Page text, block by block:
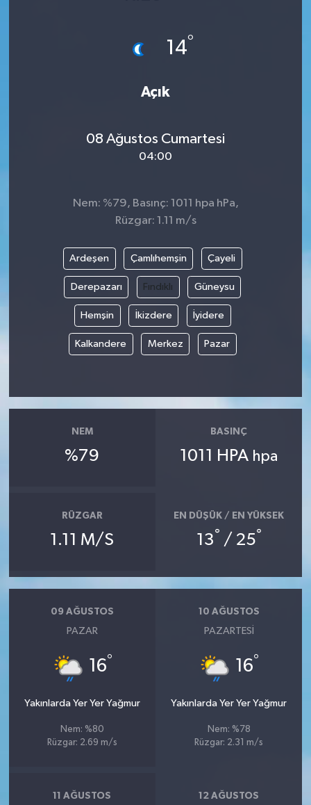
14°
Açık
08 Ağustos Cumartesi
04:00
Nem: %79, Basınç: 1011 hpa hPa,
Rüzgar: 1.11 m/s
Ardeşen Çamlıhemşin Çayeli
Derepazarı Fındıklı Güneysu
Hemşin İkizdere İyidere
Kalkandere Merkez Pazar
NEM
%79
BASINÇ
1011 HPA hpa
RÜZGAR
1.11 M/S
EN DÜŞÜK / EN YÜKSEK
13° / 25°
09 AĞUSTOS
PAZAR
16°
Yakınlarda Yer Yer Yağmur
Nem: %80
Rüzgar: 2.69 m/s
10 AĞUSTOS
PAZARTESI
16°
Yakınlarda Yer Yer Yağmur
Nem: %78
Rüzgar: 2.31 m/s
11 AĞUSTOS 12 AĞUSTOS
İLGİNÇ HABERLER
KÜLTÜR SANAT
MAKALE
REKLAM
SAĞLIK
SİYASET
TEKNOLOJİ